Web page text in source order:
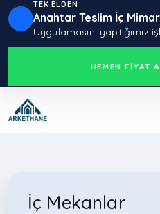
TEK ELDEN
Anahtar Teslim İç
Uygulamasını
HEMEN FIYAT
İç Mekanlar